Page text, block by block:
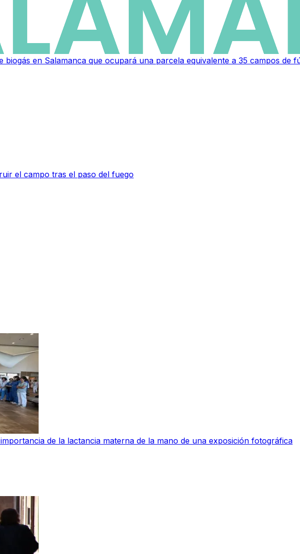
en Salamanca que ocupará una parcela equivalente a 35 campos de
el campo tras el paso del fuego
de la lactancia materna de la mano de una exposición fotográfica